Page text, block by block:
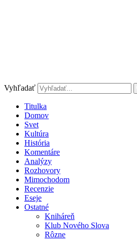
Vyhľadať
Titulka
Domov
Svet
Kultúra
História
Komentáre
Analýzy
Rozhovory
Mimochodom
Recenzie
Eseje
Ostatné
Kniháreň
Klub Nového Slova
Rôzne